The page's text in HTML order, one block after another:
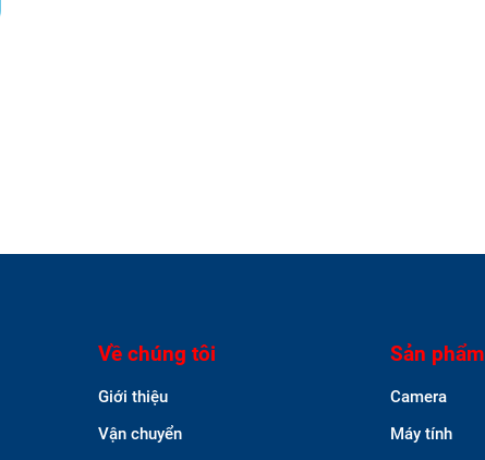
Về chúng tôi
Giới thiệu
Vận chuyển
Sản phẩm
Camera
Máy tính